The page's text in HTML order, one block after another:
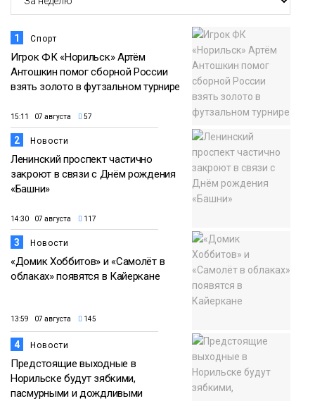
1 Спорт
Игрок ФК «Норильск» Артём
Антошкин помог сборной России
взять золото в футзальном турнире
15:11 07 августа 57
2 Новости
Ленинский проспект частично
закроют в связи с Днём рождения
«Башни»
14:30 07 августа 117
3 Новости
«Домик Хоббитов» и «Самолёт в
облаках» появятся в Кайеркане
13:59 07 августа 145
4 Новости
Предстоящие выходные в
Норильске будут зябкими,
пасмурными и дождливыми